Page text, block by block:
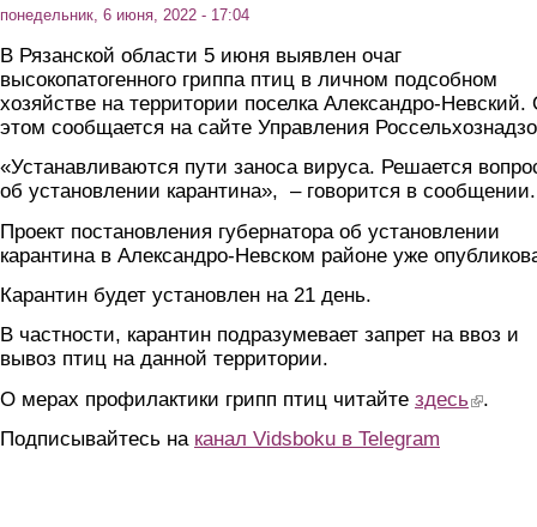
понедельник, 6 июня, 2022 - 17:04
В Рязанской области 5 июня выявлен очаг
высокопатогенного гриппа птиц в личном подсобном
хозяйстве на территории поселка Александро-Невский.
этом сообщается на сайте Управления
«Устанавливаются пути заноса вируса. Решается
об установлении карантина», – говорится в сообщении.
Проект постановления губернатора об установлении
карантина в Александро-Невском районе уже
Карантин будет установлен на 21 день.
В частности, карантин подразумевает запрет на ввоз и
вывоз птиц на данной территории.
О мерах профилактики грипп птиц читайте здесь (link is
.
Подписывайтесь на канал Vidsboku в Telegram